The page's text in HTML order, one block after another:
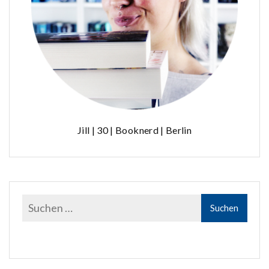
Jill | 30 | Booknerd | Berlin